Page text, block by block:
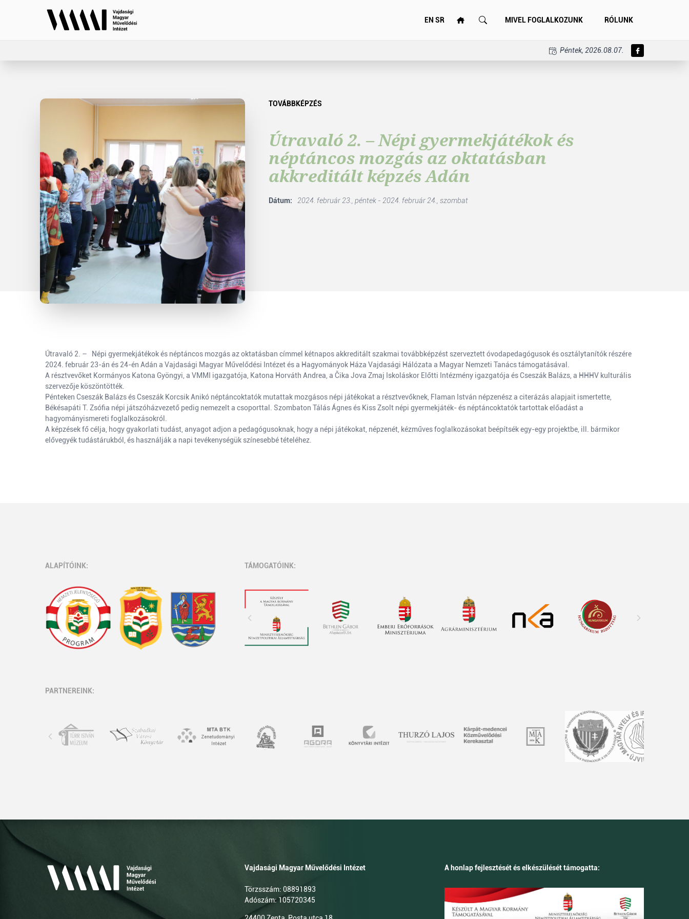
EN SR MIVEL FOGLALKOZUNK RÓLUNK
Péntek, 2026.08.07.
TOVÁBBKÉPZÉS
Útravaló 2. – Népi gyermekjátékok és
néptáncos mozgás az oktatásban
akkreditált képzés Adán
Dátum: 2024. február 23., péntek - 2024. február 24., szombat
Útravaló 2. – Népi gyermekjátékok és néptáncos mozgás az oktatásban címmel kétnapos akkreditált szakmai továbbképzést szerveztett óvodapedagógusok és osztálytanítók részére
2024. február 23-án és 24-én Adán a Vajdasági Magyar Művelődési Intézet és a Hagyományok Háza Vajdasági Hálózata a Magyar Nemzeti Tanács támogatásával.
A résztvevőket Kormányos Katona Gyöngyi, a VMMI igazgatója, Katona Horváth Andrea, a Čika Jova Zmaj Iskoláskor Előtti Intézmény igazgatója és Cseszák Balázs, a HHHV kulturális
szervezője köszöntötték.
Pénteken Cseszák Balázs és Cseszák Korcsik Anikó néptáncoktatók mutattak mozgásos népi játékokat a résztvevőknek, Flaman István népzenész a citerázás alapjait ismertette,
Békésapáti T. Zsófia népi játszóházvezető pedig nemezelt a csoporttal. Szombaton Tálás Ágnes és Kiss Zsolt népi gyermekjáték- és néptáncoktatók tartottak előadást a
hagyományismereti foglalkozásokról.
A képzések fő célja, hogy gyakorlati tudást, anyagot adjon a pedagógusoknak, hogy a népi játékokat, népzenét, kézműves foglalkozásokat beépítsék egy-egy projektbe, ill. bármikor
elővegyék tudástárukból, és használják a napi tevékenységük színesebbé tételéhez.
ALAPÍTÓINK: TÁMOGATÓINK:
PARTNEREINK:
Vajdasági Magyar Művelődési Intézet
Törzsszám: 08891893
Adószám: 105720345
A honlap fejlesztését és elkészülését támogatta: